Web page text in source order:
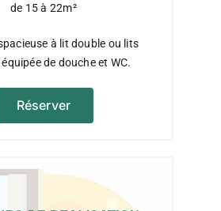
de 15 à 22m²
à lit double ou lits
de douche et WC.
Réserver